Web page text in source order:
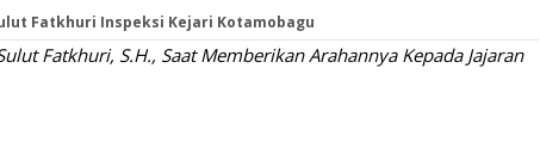
Fatkhuri Inspeksi Kejari Kotamobagu
Fatkhuri, S.H., Saat Memberikan Arahannya Kepada Jajaran